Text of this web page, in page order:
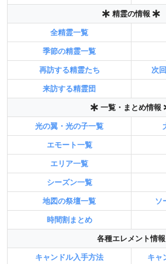
精霊の情報
全精霊一覧
季節の精霊一覧
再訪する精霊たち 次
来訪する精霊団
一覧・まとめ情報
光の翼・光の子一覧
エモート一覧
エリア一覧
シーズン一覧
地図の祭壇一覧 ソ
時間割まとめ
各種エレメント情報
キャンドル入手方法 キャ